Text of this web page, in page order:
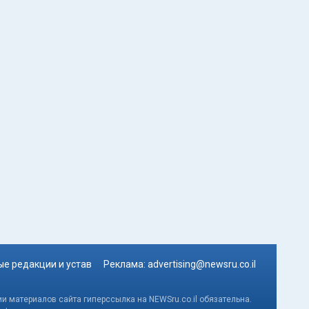
редакции и устав Реклама: advertising@newsru.co.il
сайта гиперссылка на NEWSru.co.il обязательна.